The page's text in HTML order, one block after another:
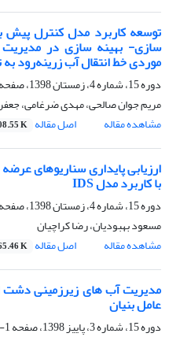
توسعه کاربرد مدل کنترل
سازی- بهینه سازی در مدیریت
موردی خط انتقال آب زرینه‌رود به
دوره 15، شماره 4، زمستان 1398، صفحه
مریم جوان صالحی، مهدی ضرغامی،
مشاهده مقاله
اصل مقاله K
ارزیابی پایداری سناریوهای
با کاربرد مدل ‏IDS
دوره 15، شماره 4، زمستان 1398، صفحه
مسعود بهبودیان، رضا کراچیان
مشاهده مقاله
اصل مقاله K
مدیریت آب های زیرزمینی دشت
عامل بنیان
دوره 15، شماره 3، پاییز 1398، صفحه
1-16